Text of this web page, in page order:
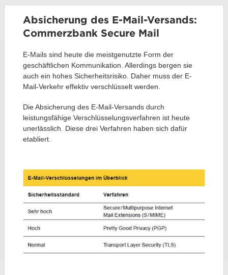
Absicherung des E-Mail-Versands:
Commerzbank Secure Mail
E-Mails sind heute die meistgenutzte Form der
geschäftlichen Kommunikation. Allerdings bergen sie
auch ein hohes Sicherheitsrisiko. Daher muss der E-
Mail-Verkehr effektiv verschlüsselt werden.
Die Absicherung des E-Mail-Versands durch
leistungsfähige Verschlüsselungsverfahren ist heute
unerlässlich. Diese drei Verfahren haben sich dafür
etabliert.